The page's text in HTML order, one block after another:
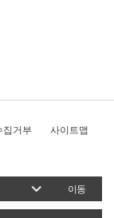
집거부
사이트맵
이동